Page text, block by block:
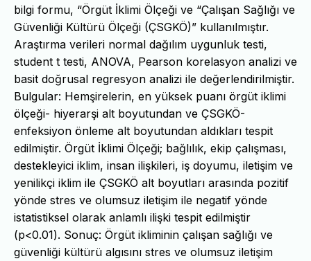
bilgi formu, “Örgüt İklimi Ölçeği ve “Çalışan Sağlığı ve
Güvenliği Kültürü Ölçeği (ÇSGKÖ)” kullanılmıştır.
Araştırma verileri normal dağılım uygunluk testi,
student t testi, ANOVA, Pearson korelasyon analizi ve
basit doğrusal regresyon analizi ile değerlendirilmiştir.
Bulgular: Hemşirelerin, en yüksek puanı örgüt iklimi
ölçeği- hiyerarşi alt boyutundan ve ÇSGKÖ-
enfeksiyon önleme alt boyutundan aldıkları tespit
edilmiştir. Örgüt İklimi Ölçeği; bağlılık, ekip çalışması,
destekleyici iklim, insan ilişkileri, iş doyumu, iletişim ve
yenilikçi iklim ile ÇSGKÖ alt boyutları arasında pozitif
yönde stres ve olumsuz iletişim ile negatif yönde
istatistiksel olarak anlamlı ilişki tespit edilmiştir
(p<0.01). Sonuç: Örgüt ikliminin çalışan sağlığı ve
güvenliği kültürü algısını stres ve olumsuz iletişim